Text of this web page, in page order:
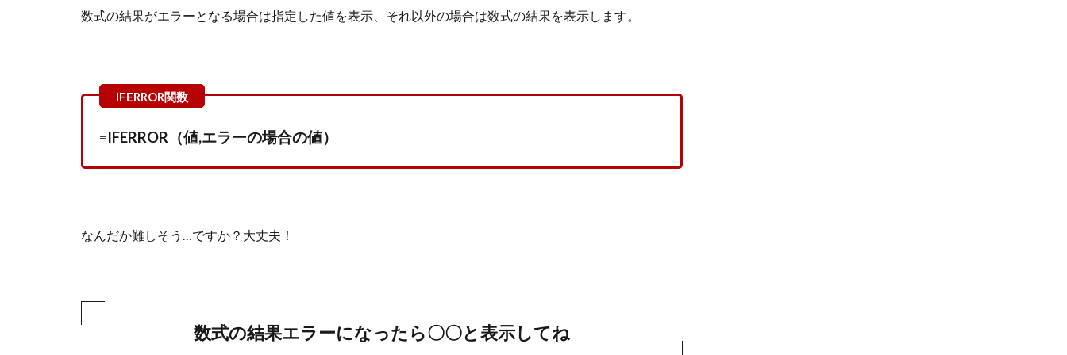
数式の結果がエラーとなる場合は指定した値を表示、それ以外の場合は数式の結果を表示します。
=IFERROR（値,エラーの場合の値）
なんだか難しそう…ですか？大丈夫！
数式の結果エラーになったら〇〇と表示してね